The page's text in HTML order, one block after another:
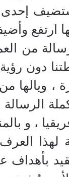
ارتفع
من
دون رؤية
من
الرسالة
، و
لهذا
بأهداف